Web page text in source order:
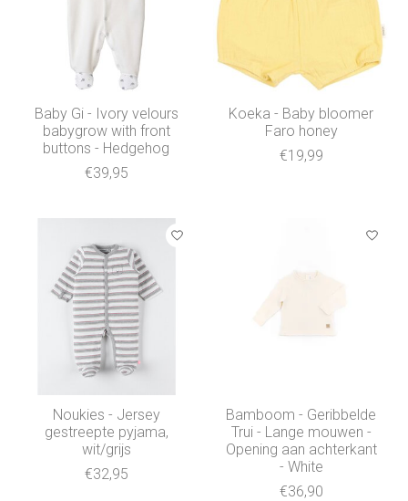
Baby Gi - Ivory velours
babygrow with front
buttons - Hedgehog
€39,95
Koeka - Baby bloomer
Faro honey
€19,99
Noukies - Jersey
gestreepte pyjama,
wit/grijs
€32,95
Bamboom - Geribbelde
Trui - Lange mouwen -
Opening aan achterkant
- White
€36,90